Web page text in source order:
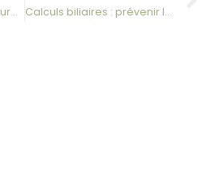
Capsulite : soulager naturellement l’épaule gelée et retrouver sa mobilité Calculs biliaires : prévenir les douleurs et agir naturellement sur la vésicule